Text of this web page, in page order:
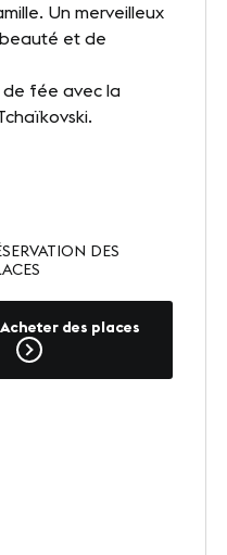
Un merveilleux
et de
de fée avec la
DES
Acheter des places